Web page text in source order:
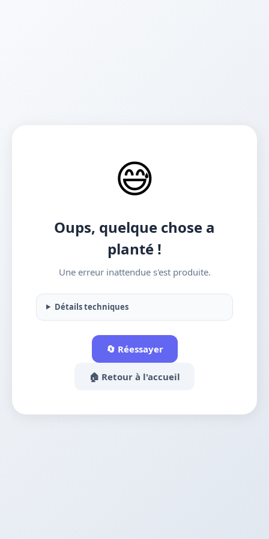
😅
Oups, quelque chose a
planté !
Une erreur inattendue s'est produite.
Détails techniques
🔄 Réessayer
🏠 Retour à l'accueil